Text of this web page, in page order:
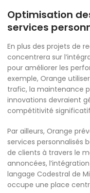
Optimisation
services
En plus des projets de
concentrera sur
pour améliorer les
exemple, Orange
trafic, la maintenance
innovations devraient
compétitivité
Par ailleurs, Orange
services personnalisés
de clients à travers le
annoncées,
langage Codestral de
occupe une place